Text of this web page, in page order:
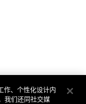
作、个性化设计内
我们还同社交媒